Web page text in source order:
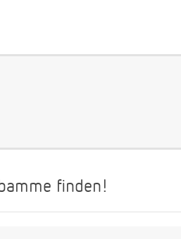
finden!